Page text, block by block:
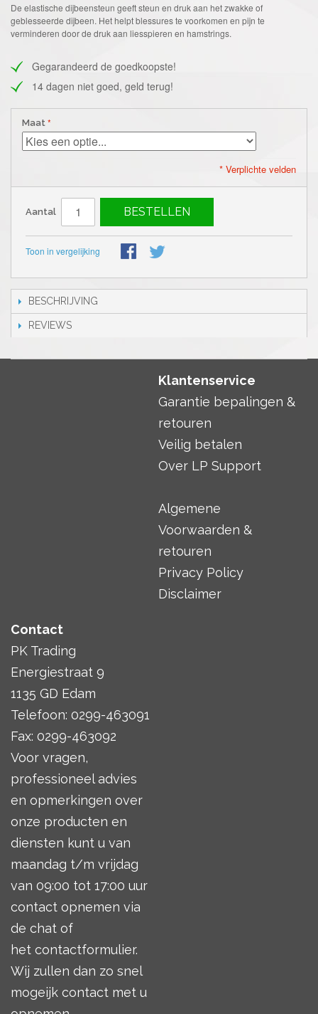
De elastische dijbeensteun geeft steun en druk aan het zwakke of
geblesseerde dijbeen. Het helpt blessures te voorkomen en pijn te
verminderen door de druk aan liesspieren en hamstrings.
Gegarandeerd de goedkoopste!
14 dagen niet goed, geld terug!
Maat
* Verplichte velden
Aantal BESTELLEN
Toon in vergelijking
BESCHRIJVING
REVIEWS
Klantenservice
Garantie bepalingen &
retouren
Veilig betalen
Over LP Support
Algemene
Voorwaarden &
retouren
Privacy Policy
Disclaimer
Contact
PK Trading
Energiestraat 9
1135 GD Edam
Telefoon: 0299-463091
Fax: 0299-463092
Voor vragen,
professioneel advies
en opmerkingen over
onze producten en
diensten kunt u van
maandag t/m vrijdag
van 09:00 tot 17:00 uur
contact opnemen via
de chat of
het contactformulier.
Wij zullen dan zo snel
mogeijk contact met u